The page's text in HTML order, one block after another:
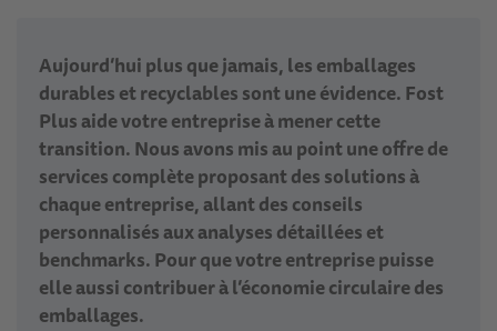
Aujourd’hui plus que jamais, les emballages
durables et recyclables sont une évidence. Fost
Plus aide votre entreprise à mener cette
transition. Nous avons mis au point une offre de
services complète proposant des solutions à
chaque entreprise, allant des conseils
personnalisés aux analyses détaillées et
benchmarks. Pour que votre entreprise puisse
elle aussi contribuer à l’économie circulaire des
emballages.